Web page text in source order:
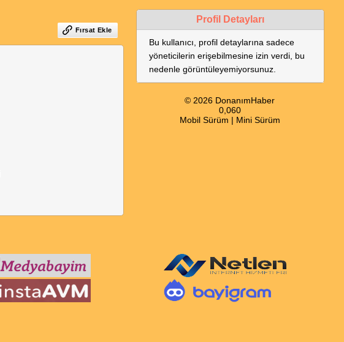
Fırsat Ekle
Profil Detayları
Bu kullanıcı, profil detaylarına sadece
yöneticilerin erişebilmesine izin verdi, bu
nedenle görüntüleyemiyorsunuz.
© 2026 DonanımHaber
0,060
Mobil Sürüm | Mini Sürüm